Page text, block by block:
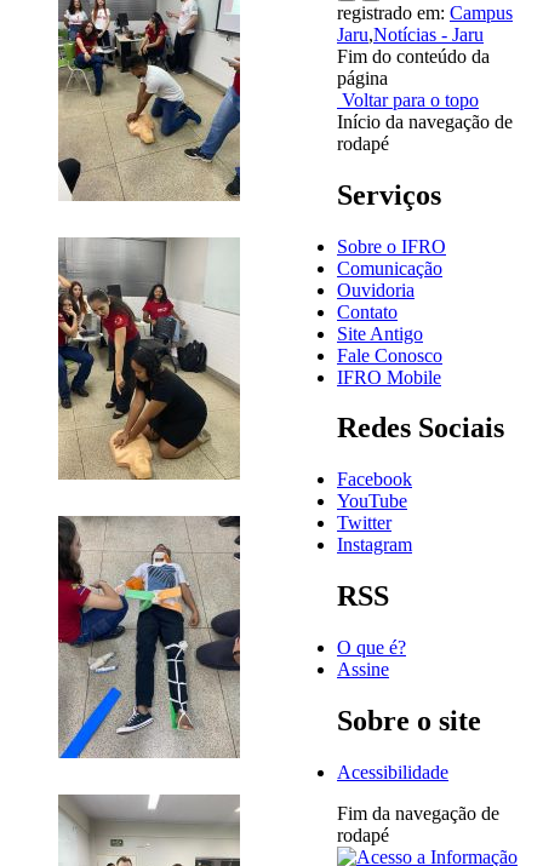
registrado em: Campus
Jaru,Notícias - Jaru
Fim do conteúdo da
página
Voltar para o topo
Início da navegação de
rodapé
Serviços
Sobre o IFRO
Comunicação
Ouvidoria
Contato
Site Antigo
Fale Conosco
IFRO Mobile
Redes Sociais
Facebook
YouTube
Twitter
Instagram
RSS
O que é?
Assine
Sobre o site
Acessibilidade
Fim da navegação de
rodapé